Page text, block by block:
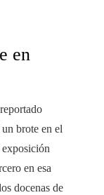
en
brote en el
exposición
en esa
docenas de